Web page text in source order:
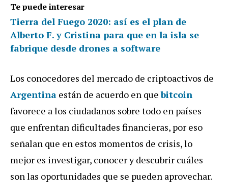
Te puede interesar
Tierra del Fuego 2020: así es el plan de
Alberto F. y Cristina para que en la isla se
fabrique desde drones a software
Los conocedores del mercado de criptoactivos de
Argentina están de acuerdo en quebitcoin
favorece a los ciudadanos sobre todo en países
que enfrentan dificultades financieras, por eso
señalan que en estos momentos de crisis, lo
mejor es investigar, conocer y descubrir cuáles
son las oportunidades que se pueden aprovechar.